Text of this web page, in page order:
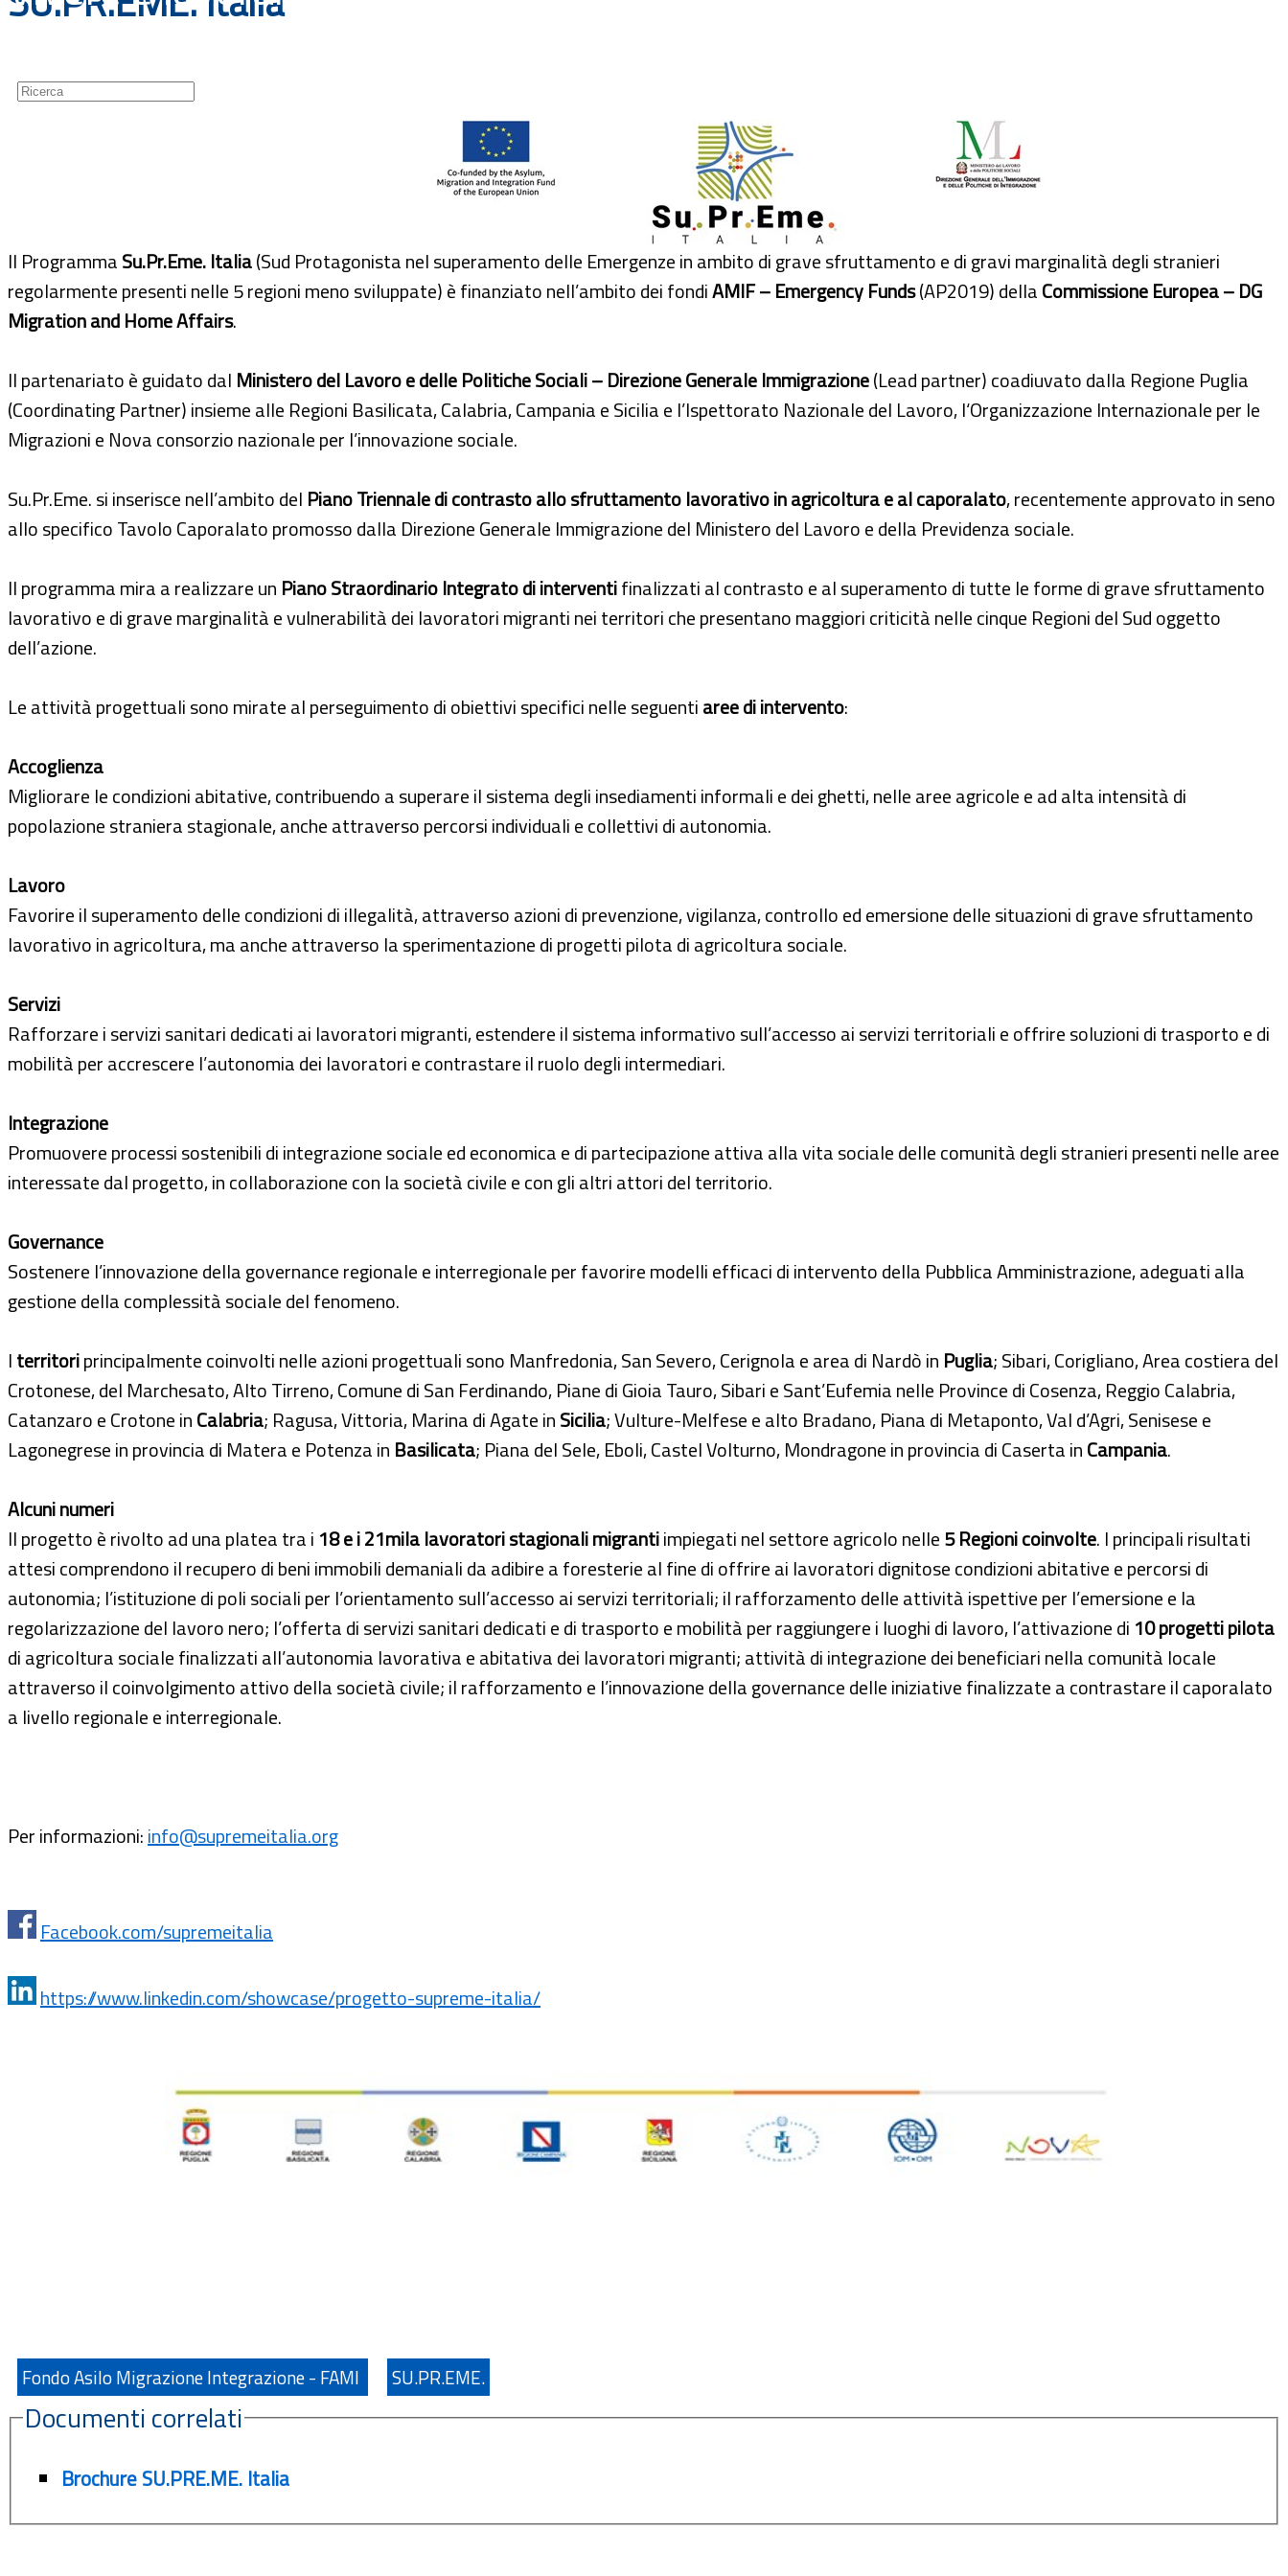
Il ProgrammaSu.Pr.Eme. Italia(Sud Protagonista nel superamento delle Emergenze in ambito di grave sfruttamento e di gravi marginalità degli stranieri
regolarmente presenti nelle 5 regioni meno sviluppate) è finanziato nell’ambito dei fondiAMIF – Emergency Funds(AP2019) dellaCommissione Europea – DG
Migration and Home Affairs.
Il partenariato è guidato dal Ministero del Lavoro e delle Politiche Sociali – Direzione Generale Immigrazione(Lead partner) coadiuvato dalla Regione Puglia
(Coordinating Partner) insieme alle Regioni Basilicata, Calabria, Campania e Sicilia e l’Ispettorato Nazionale del Lavoro, l‘Organizzazione Internazionale per le
Migrazioni e Nova consorzio nazionale per l’innovazione sociale.
Su.Pr.Eme. si inserisce nell’ambito del Piano Triennale di contrasto allo sfruttamento lavorativo in agricoltura e al caporalato, recentemente approvato in seno
allo specifico Tavolo Caporalato promosso dalla Direzione Generale Immigrazione del Ministero del Lavoro e della Previdenza sociale.
Il programma mira a realizzare un Piano Straordinario Integrato di interventifinalizzati al contrasto e al superamento di tutte le forme di grave sfruttamento
lavorativo e di grave marginalità e vulnerabilità dei lavoratori migranti nei territori che presentano maggiori criticità nelle cinque Regioni del Sud oggetto
dell’azione.
Le attività progettuali sono mirate al perseguimento di obiettivi specifici nelle seguentiaree di intervento:
Accoglienza
Migliorare le condizioni abitative, contribuendo a superare il sistema degli insediamenti informali e dei ghetti, nelle aree agricole e ad alta intensità di
popolazione straniera stagionale, anche attraverso percorsi individuali e collettivi di autonomia.
Lavoro
Favorire il superamento delle condizioni di illegalità, attraverso azioni di prevenzione, vigilanza, controllo ed emersione delle situazioni di grave sfruttamento
lavorativo in agricoltura, ma anche attraverso la sperimentazione di progetti pilota di agricoltura sociale.
Servizi
Rafforzare i servizi sanitari dedicati ai lavoratori migranti, estendere il sistema informativo sull’accesso ai servizi territoriali e offrire soluzioni di trasporto e di
mobilità per accrescere l’autonomia dei lavoratori e contrastare il ruolo degli intermediari.
Integrazione
Promuovere processi sostenibili di integrazione sociale ed economica e di partecipazione attiva alla vita sociale delle comunità degli stranieri presenti nelle aree
interessate dal progetto, in collaborazione con la società civile e con gli altri attori del territorio.
Governance
Sostenere l’innovazione della governance regionale e interregionale per favorire modelli efficaci di intervento della Pubblica Amministrazione, adeguati alla
gestione della complessità sociale del fenomeno.
Iterritoriprincipalmente coinvolti nelle azioni progettuali sono Manfredonia, San Severo, Cerignola e area di Nardò in Puglia; Sibari, Corigliano, Area costiera del
Crotonese, del Marchesato, Alto Tirreno, Comune di San Ferdinando, Piane di Gioia Tauro, Sibari e Sant’Eufemia nelle Province di Cosenza, Reggio Calabria,
Catanzaro e Crotone inCalabria; Ragusa, Vittoria, Marina di Agate inSicilia; Vulture-Melfese e alto Bradano, Piana di Metaponto, Val d’Agri, Senisese e
Lagonegrese in provincia di Matera e Potenza in Basilicata; Piana del Sele, Eboli, Castel Volturno, Mondragone in provincia di Caserta inCampania.
Alcuni numeri
Il progetto è rivolto ad una platea tra i 18 e i 21mila lavoratori stagionali migrantiimpiegati nel settore agricolo nelle5 Regioni coinvolte. I principali risultati
attesi comprendono il recupero di beni immobili demaniali da adibire a foresterie al fine di offrire ai lavoratori dignitose condizioni abitative e percorsi di
autonomia; l’istituzione di poli sociali per l’orientamento sull’accesso ai servizi territoriali; il rafforzamento delle attività ispettive per l’emersione e la
regolarizzazione del lavoro nero; l’offerta di servizi sanitari dedicati e di trasporto e mobilità per raggiungere i luoghi di lavoro, l’attivazione di 10 progetti pilota
di agricoltura sociale finalizzati all’autonomia lavorativa e abitativa dei lavoratori migranti; attività di integrazione dei beneficiari nella comunità locale
attraverso il coinvolgimento attivo della società civile; il rafforzamento e l’innovazione della governance delle iniziative finalizzate a contrastare il caporalato
a livello regionale e interregionale.
Per informazioni:info@supremeitalia.org
Facebook.com/supremeitalia
https://www.linkedin.com/showcase/progetto-supreme-italia/
Fondo Asilo Migrazione Integrazione - FAMI SU.PR.EME.
Documenti correlati
Brochure SU.PRE.ME. Italia